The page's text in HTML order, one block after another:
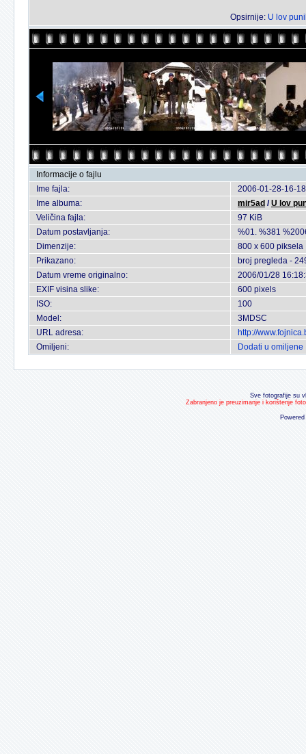
Opsirnije: U lov
Informacije o fajlu
Ime fajla:
2006-01-28-16-
Ime albuma:
mir5ad /U lov
Veličina fajla:
97 KiB
Datum postavljanja:
%01. %381
Dimenzije:
800 x 600 piksela
Prikazano:
broj pregleda -
Datum vreme originalno:
2006/01/28
EXIF visina slike:
600 pixels
ISO:
100
Model:
3MDSC
URL adresa:
http://
Omiljeni:
Dodati u omiljene
Sve fotografije su
Zabranjeno je preuzimanje i korištenje